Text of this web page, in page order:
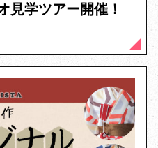
見学ツアー開催！